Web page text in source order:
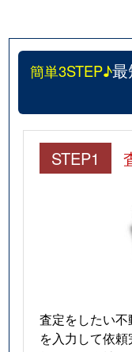
簡単3STEP♪
STEP1
査定をしたい
を入力して依